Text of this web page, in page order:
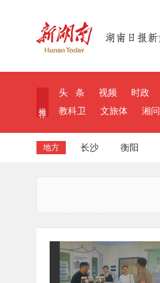
头 条 视频 时政
教科卫
文旅体 湘问
地方 长沙 衡阳